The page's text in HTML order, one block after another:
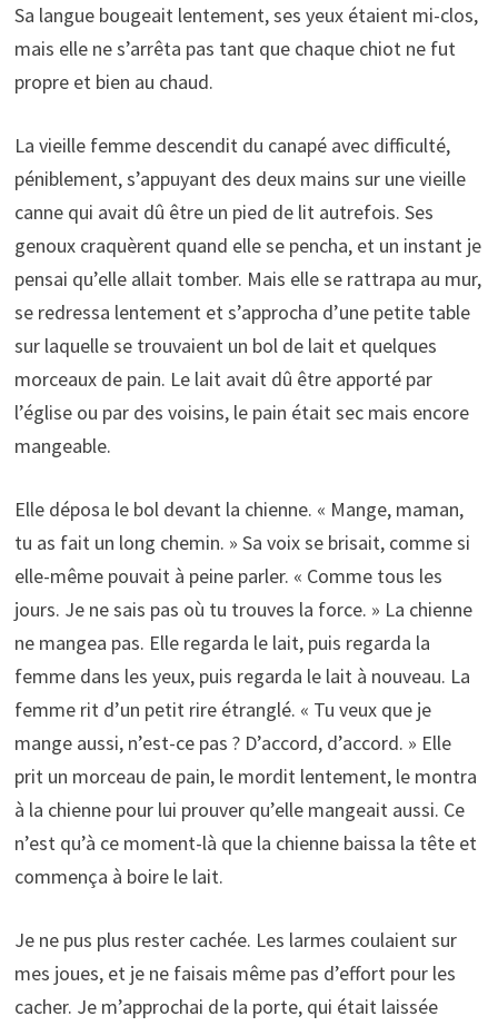
Sa langue bougeait lentement, ses yeux étaient mi-clos,
mais elle ne s’arrêta pas tant que chaque chiot ne fut
propre et bien au chaud.
La vieille femme descendit du canapé avec difficulté,
péniblement, s’appuyant des deux mains sur une vieille
canne qui avait dû être un pied de lit autrefois. Ses
genoux craquèrent quand elle se pencha, et un instant je
pensai qu’elle allait tomber. Mais elle se rattrapa au mur,
se redressa lentement et s’approcha d’une petite table
sur laquelle se trouvaient un bol de lait et quelques
morceaux de pain. Le lait avait dû être apporté par
l’église ou par des voisins, le pain était sec mais encore
mangeable.
Elle déposa le bol devant la chienne. « Mange, maman,
tu as fait un long chemin. » Sa voix se brisait, comme si
elle-même pouvait à peine parler. « Comme tous les
jours. Je ne sais pas où tu trouves la force. » La chienne
ne mangea pas. Elle regarda le lait, puis regarda la
femme dans les yeux, puis regarda le lait à nouveau. La
femme rit d’un petit rire étranglé. « Tu veux que je
mange aussi, n’est-ce pas ? D’accord, d’accord. » Elle
prit un morceau de pain, le mordit lentement, le montra
à la chienne pour lui prouver qu’elle mangeait aussi. Ce
n’est qu’à ce moment-là que la chienne baissa la tête et
commença à boire le lait.
Je ne pus plus rester cachée. Les larmes coulaient sur
mes joues, et je ne faisais même pas d’effort pour les
cacher. Je m’approchai de la porte, qui était laissée